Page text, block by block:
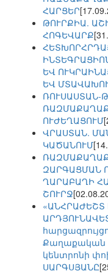
ՀԱՐՑԵՐ
ԹՈՒՐՔԻԱ.
ՀՈԳԵՎԱՐՔ
ԵՎ
ԵՎ
ՌՈՒՍԱՍՏԱՆ-
ՈՒԺԵՂԱՑՈՒՄ
ՎՐԱՍՏԱՆ.
ԿԱԾԱՆՈՒՄ
ԶԱՐԳԱՑՄԱՆ
ՂԱՐԱԲԱՂԻ
ՇՈՒՐՋ
«ԱՆՀՐԱԺԵՇՏ
Քաղաքական
կենտրոնի
ՍԱՐԳՍՅԱՆԸ